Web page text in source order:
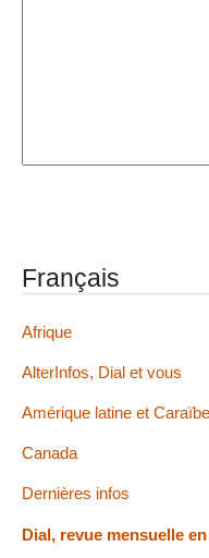
Français
Afrique
AlterInfos, Dial et vous
Amérique latine et
Canada
Dernières infos
Dial, revue mensuelle